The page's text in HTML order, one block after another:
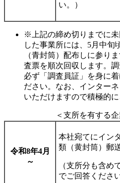
い。）
※上記の締め切りまでに
した事業所には、5月中旬
（青封筒）配布しに参り
査票を順次回収します。
必ず「調査員証」を身に
ださい。なお、インター
いただけますので積極的に
＜支所を有する
令和8年4月
～
本社宛てにイン
類（黄封筒）郵
（支所分も含め
でご回答くださ